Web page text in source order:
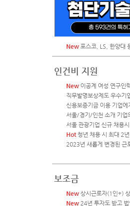
New 포스코, LS, 한양대
인건비 지원
New 이공계 여성 연구인
직무발명보상제도 우수
신용보증기금 이용 기업
서울/경기/인천 소개 기업
서울 관광기업 신규 채용
Hot 청년 채용 시 최대 2
2023년 새롭게 변경된
보조금
New 상시근로자(1인+)
New 24년 투자도 받고